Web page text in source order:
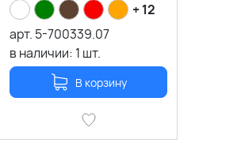
+ 12
арт. 5-700339.07
в наличии: 1 шт.
В корзину